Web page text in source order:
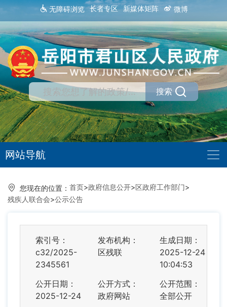
无障碍浏览 长者专区 新媒体矩阵 微博
搜索
网站导航
您现在的位置： 首页>政府信息公开>区政府工作部门>
残疾人联合会>公示公告
索引号：
c32/2025-
2345561
发布机构：
区残联
生成日期：
2025-12-24
10:04:53
公开日期：
2025-12-24
公开方式：
政府网站
公开范围：
全部公开